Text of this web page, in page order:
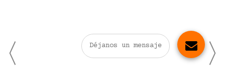
Déjanos un mensaje